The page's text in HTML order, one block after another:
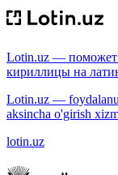
Lotin.uz — поможет
кириллицы на
Lotin.uz —
aksincha o'girish
lotin.uz